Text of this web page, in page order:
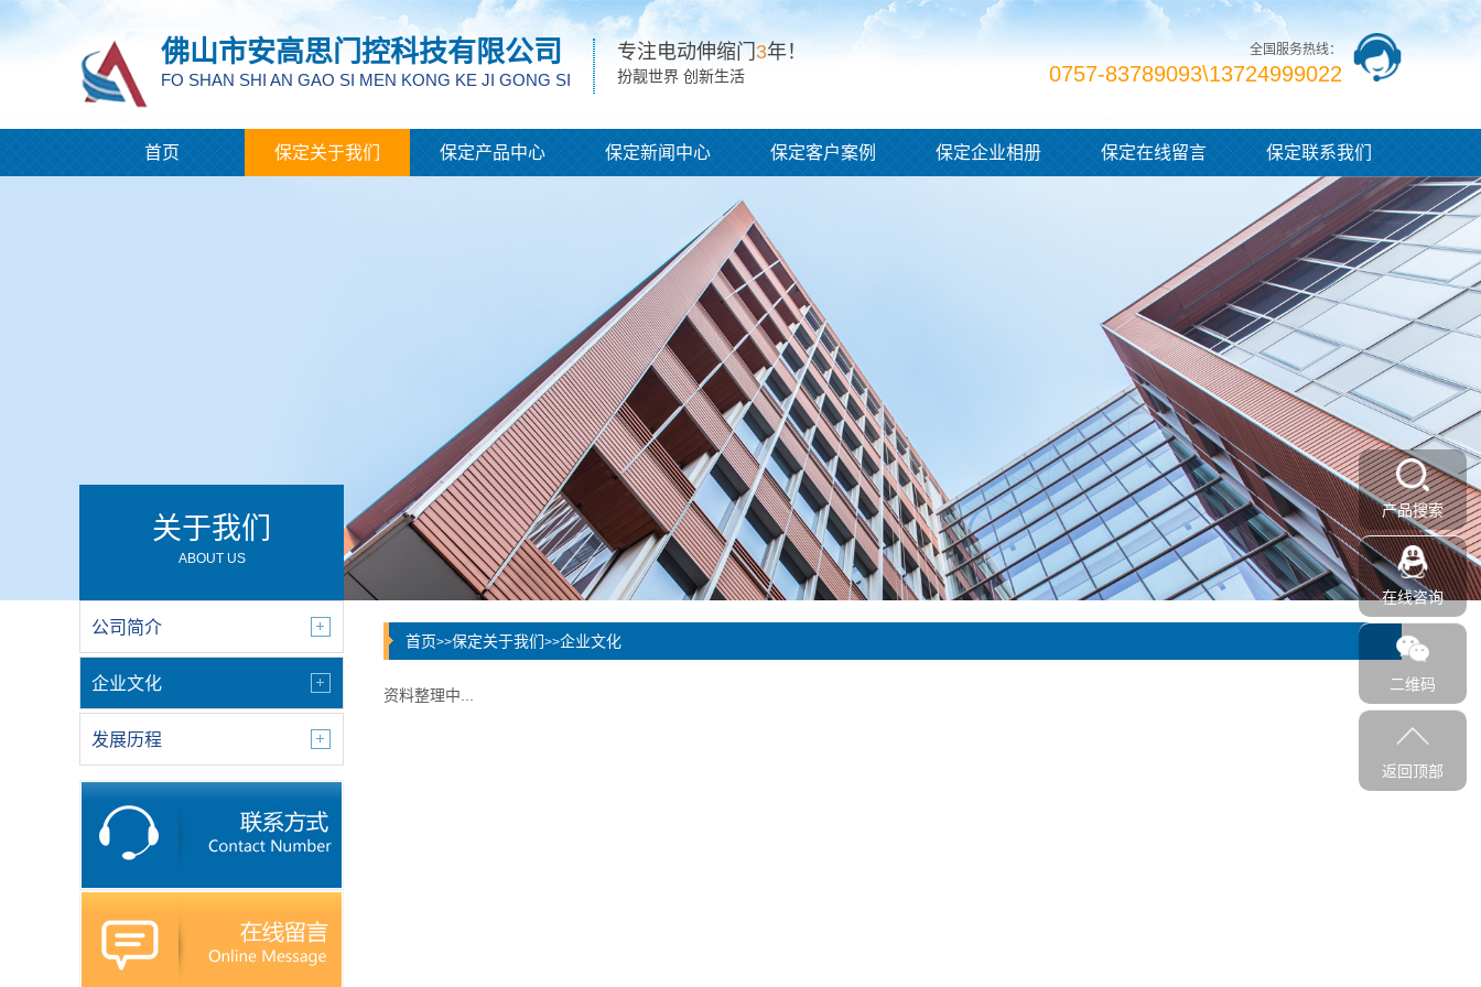
佛山市安高思门控科技有限公司
FO SHAN SHI AN GAO SI MEN KONG KE JI GONG SI
专注电动伸缩门 3年！
扮靓世界 创新生活
全国服务热线：
0757-83789093\13724999022
首页 保定关于我们 保定产品中心 保定新闻中心 保定客户案例 保定企业相册 保定在线留言 保定联系我们
关于我们
ABOUT US
公司简介
企业文化
发展历程
首页>>保定关于我们>>企业文化
资料整理中...
产品搜索
在线咨询
二维码
返回顶部